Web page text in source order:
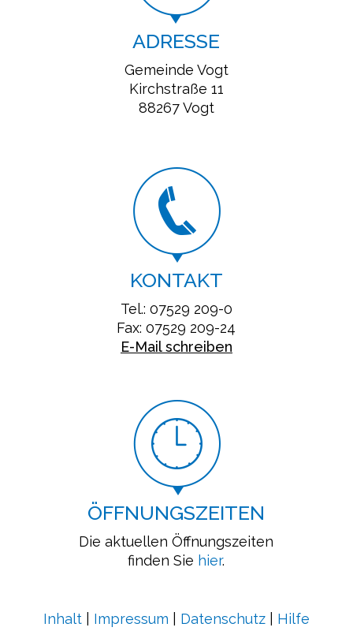
ADRESSE
Gemeinde Vogt
Kirchstraße 11
88267 Vogt
KONTAKT
Tel.: 07529 209-0
Fax: 07529 209-24
E-Mail schreiben
ÖFFNUNGSZEITEN
Die aktuellen Öffnungszeiten
finden Sie hier.
Inhalt| Impressum Datenschutz| Hilfe